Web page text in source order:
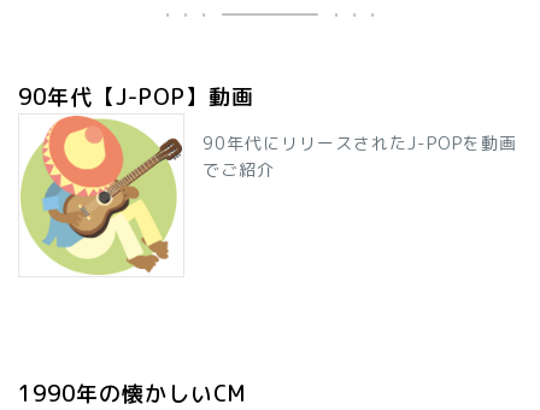
90年代【J-POP】動画
90年代にリリースされたJ-POPを動画
でご紹介
1990年の懐かしいCM